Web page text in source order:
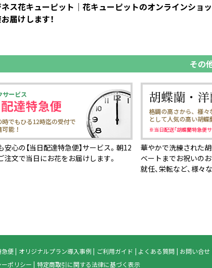
ス花キューピット｜花キューピットのオンラインショ
届けします！
その
安心の【当日配達特急便】サービス。朝12
注文で当日にお花をお届けします。
華やかで洗練された
ベートまでお祝いのお
就任、栄転など、様々
便 オリジナルプラン導入事例 ご利用ガイド よくある質問 お問い合せ
ポリシー
特定商取引に関する法律に基づく表示